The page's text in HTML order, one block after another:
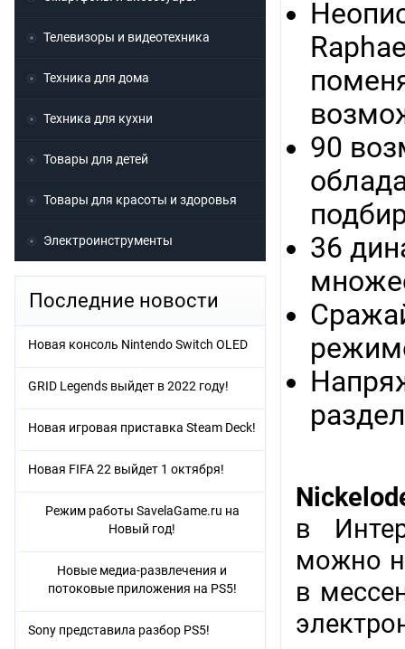
90
36
в
можно
в
Телевизоры и видеотехника
Техника для дома
Техника для кухни
Товары для детей
Товары для красоты и здоровья
Электроинструменты
Последние новости
Новая консоль Nintendo Switch OLED
GRID Legends выйдет в 2022 году!
Новая игровая приставка Steam Deck!
Новая FIFA 22 выйдет 1 октября!
Режим работы SavelaGame.ru на
Новый год!
Новые медиа-развлечения и
потоковые приложения на PS5!
Sony представила разбор PS5!